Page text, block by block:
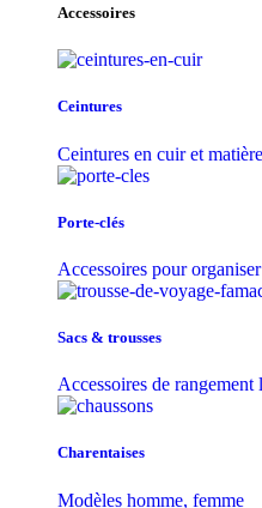
Accessoires
Ceintures
Ceintures en cuir et
Porte-clés
Accessoires pour
Sacs & trousse​s
Accessoires de rangement
Charentaises
Modèles homme,